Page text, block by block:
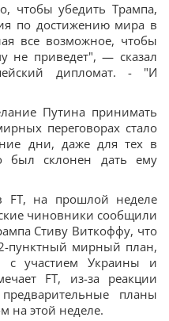
чтобы убедить Трампа,
по достижению мира в
все возможное, чтобы
не приведет", — сказал
дипломат. - "И
Путина принимать
переговорах стало
дни, даже для тех в
был склонен дать ему
FT, на прошлой неделе
чиновники сообщили
Стиву Виткоффу, что
пунктный мирный план,
с участием Украины и
FT, из-за реакции
планы
на этой неделе.